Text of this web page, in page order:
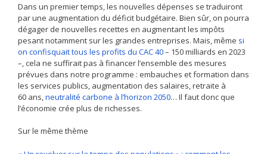
Dans un premier temps, les nouvelles dépenses se traduiront
par une augmentation du déficit budgétaire. Bien sûr, on pourra
dégager de nouvelles recettes en augmentant les impôts
pesant notamment sur les grandes entreprises. Mais, même si
on confisquait tous les profits du CAC 40– 150 milliards en 2023
–, cela ne suffirait pas à financer l’ensemble des mesures
prévues dans notre programme : embauches et formation dans
les services publics, augmentation des salaires, retraite à
60 ans, neutralité carbone à l’horizon 2050… Il faut donc que
l’économie crée plus de richesses.
Sur le même thème